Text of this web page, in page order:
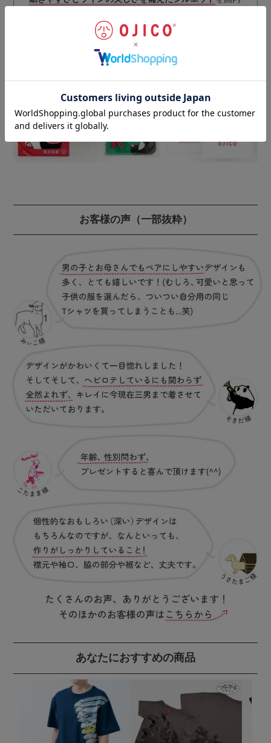
丁寧な仕上げにより、耐久性・安全性をさらにアップさ
お客様の声（一部抜粋）
あなたにおすすめの商品